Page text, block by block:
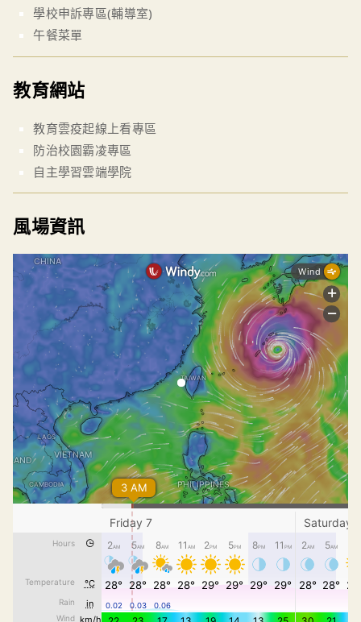
學校申訴專區(輔導室)
午餐菜單
教育網站
教育雲疫起線上看專區
防治校園霸凌專區
自主學習雲端學院
風場資訊